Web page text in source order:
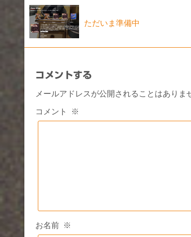
ただいま準備中
コメントする
メールアドレスが公開されることはありま
コメント ※
お名前 ※